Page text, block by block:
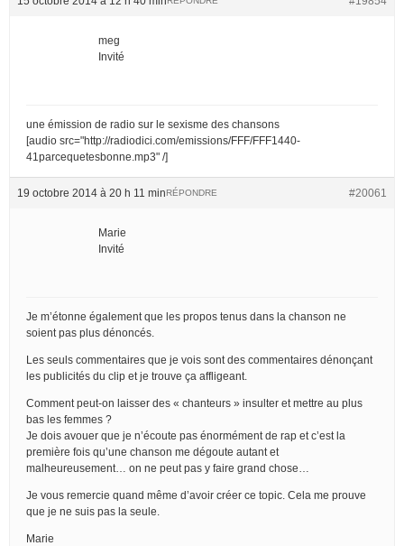
meg
Invité
une émission de radio sur le sexisme des chansons
[audio src="http://radiodici.com/emissions/FFF/FFF1440-
41parcequetesbonne.mp3" /]
19 octobre 2014 à 20 h 11 min #20061
RÉPONDRE
Marie
Invité
Je m’étonne également que les propos tenus dans la chanson ne
soient pas plus dénoncés.
Les seuls commentaires que je vois sont des commentaires dénonçant
les publicités du clip et je trouve ça affligeant.
Comment peut-on laisser des « chanteurs » insulter et mettre au plus
bas les femmes ?
Je dois avouer que je n’écoute pas énormément de rap et c’est la
première fois qu’une chanson me dégoute autant et
malheureusement… on ne peut pas y faire grand chose…
Je vous remercie quand même d’avoir créer ce topic. Cela me prouve
que je ne suis pas la seule.
Marie